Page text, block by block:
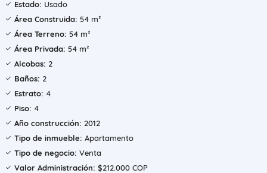
Estado: Usado
Área Construida: 54 m²
Área Terreno: 54 m²
Área Privada: 54 m²
Alcobas: 2
Baños: 2
Estrato: 4
Piso: 4
Año construcción: 2012
Tipo de inmueble: Apartamento
Tipo de negocio: Venta
Valor Administración: $212.000 COP